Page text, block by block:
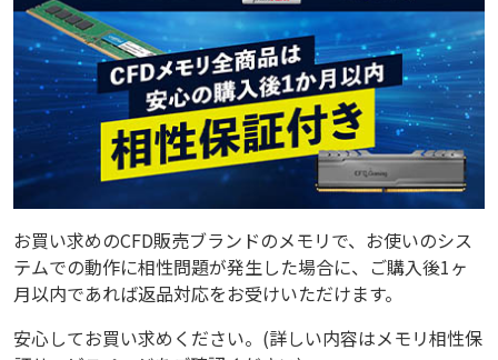
お買い求めのCFD販売ブランドのメモリで、お使いのシス
テムでの動作に相性問題が発生した場合に、ご購入後1ヶ
月以内であれば返品対応をお受けいただけます。
安心してお買い求めください。(詳しい内容はメモリ相性保